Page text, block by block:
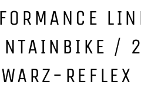
/
REFLEX